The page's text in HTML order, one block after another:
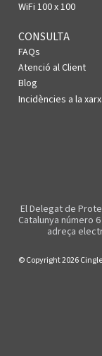
WiFi 100 x 100
CONSULTA
FAQs
Atenció al Client
Blog
Incidències a la
El Delegat de
Catalunya número
adreça
© Copyright 2026